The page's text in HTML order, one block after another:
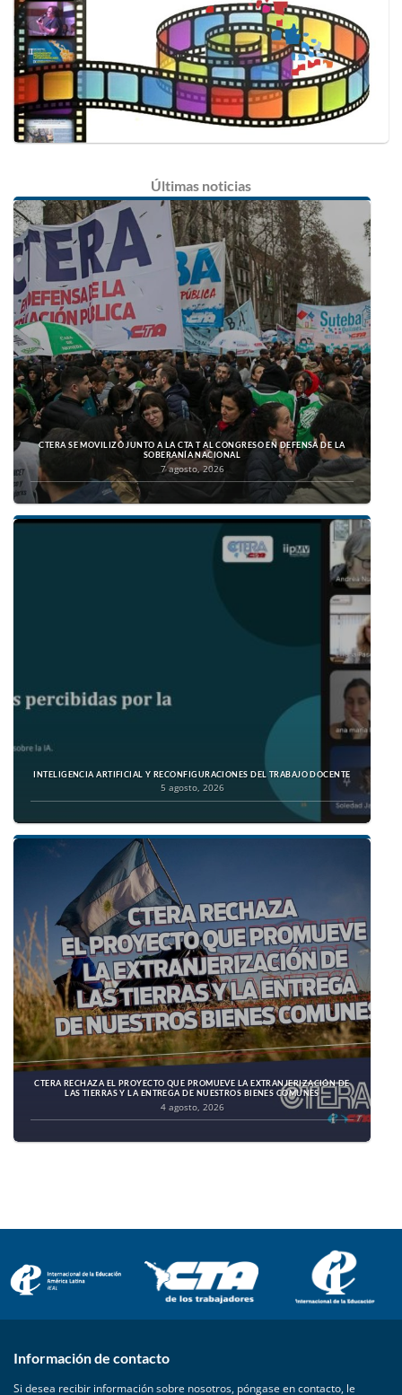
Últimas noticias
CTERA SE MOVILIZÓ JUNTO A LA CTA T AL CONGRESO EN DEFENSA DE LA
SOBERANÍA NACIONAL
7 agosto, 2026
INTELIGENCIA ARTIFICIAL Y RECONFIGURACIONES DEL TRABAJO DOCENTE
5 agosto, 2026
CTERA RECHAZA EL PROYECTO QUE PROMUEVE LA EXTRANJERIZACIÓN DE
LAS TIERRAS Y LA ENTREGA DE NUESTROS BIENES COMUNES
4 agosto, 2026
Información de contacto
Si desea recibir información sobre nosotros, póngase en contacto, le